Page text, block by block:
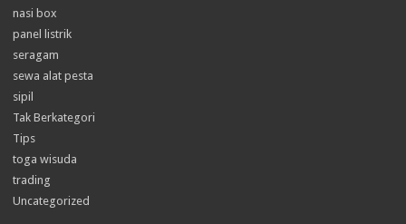
nasi box
panel listrik
seragam
sewa alat pesta
sipil
Tak Berkategori
Tips
toga wisuda
trading
Uncategorized